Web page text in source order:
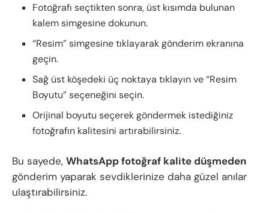
Fotoğrafı seçtikten sonra, üst kısımda bulunan
kalem simgesine dokunun.
“Resim” simgesine tıklayarak gönderim ekranına
geçin.
Sağ üst köşedeki üç noktaya tıklayın ve “Resim
Boyutu” seçeneğini seçin.
Orijinal boyutu seçerek göndermek istediğiniz
fotoğrafın kalitesini artırabilirsiniz.
Bu sayede, WhatsApp fotoğraf kalite düşmeden
gönderim yaparak sevdiklerinize daha güzel anılar
ulaştırabilirsiniz.